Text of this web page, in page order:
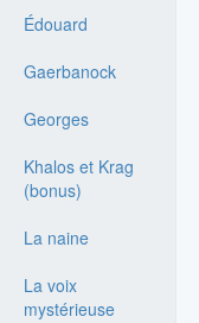
Édouard
Gaerbanock
Georges
Khalos et Krag
(bonus)
La naine
La voix
mystérieuse